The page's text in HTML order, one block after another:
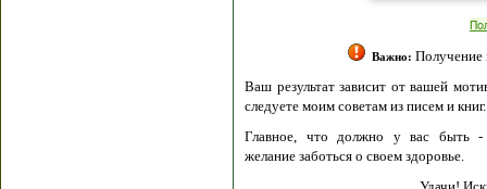
Важно:Получение
Ваш результат зависит от вашей
следуете моим советам из писем и книг.
Главное, что должно у вас быть -
желание заботься о своем здоровье.